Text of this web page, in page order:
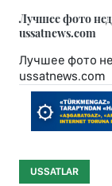
Лучшее фото
ussatnews.com
Лучшее фото
ussatnews.com
USSATLAR